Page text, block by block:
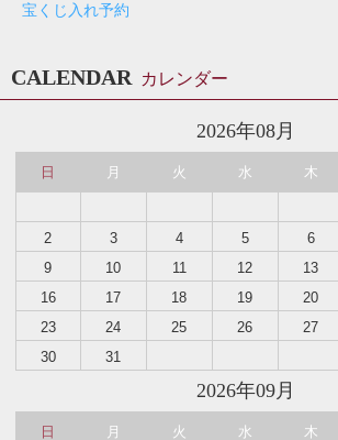
宝くじ入れ予約
CALENDAR カレンダー
2026年08月
日 月 火 水 木
2
3 4 5 6
9
10 11 12 13
16
17 18 19 20
23
24 25 26 27
30
31
2026年09月
日 月 火 水 木